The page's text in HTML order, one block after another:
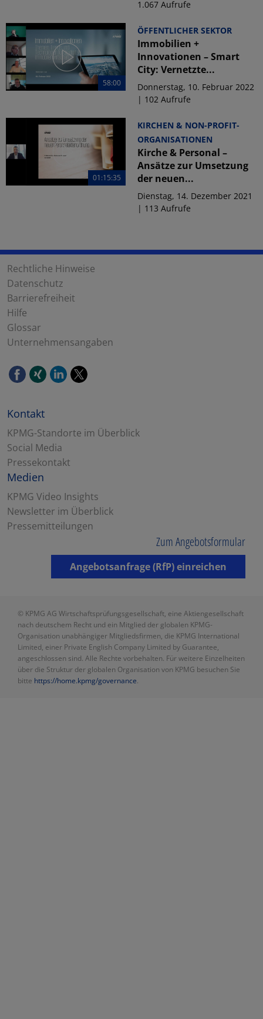
1.067 Aufrufe
58:00
ÖFFENTLICHER SEKTOR
Immobilien +
Innovationen – Smart
City: Vernetzte...
Donnerstag, 10. Februar 2022
| 102 Aufrufe
01:15:35
KIRCHEN & NON-PROFIT-
ORGANISATIONEN
Kirche & Personal –
Ansätze zur Umsetzung
der neuen...
Dienstag, 14. Dezember 2021
| 113 Aufrufe
Rechtliche Hinweise
Datenschutz
Barrierefreiheit
Hilfe
Glossar
Unternehmensangaben
Kontakt
KPMG-Standorte im Überblick
Social Media
Pressekontakt
Medien
KPMG Video Insights
Newsletter im Überblick
Pressemitteilungen
Zum Angebotsformular
Angebotsanfrage (RfP) einreichen
© KPMG AG Wirtschaftsprüfungsgesellschaft, eine Aktiengesellschaft
nach deutschem Recht und ein Mitglied der globalen KPMG-
Organisation unabhängiger Mitgliedsfirmen, die KPMG International
Limited, einer Private English Company Limited by Guarantee,
angeschlossen sind. Alle Rechte vorbehalten. Für weitere Einzelheiten
über die Struktur der globalen Organisation von KPMG besuchen Sie
bitte https://home.kpmg/governance.